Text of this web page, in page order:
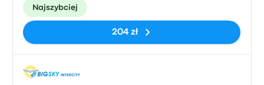
Najszybciej
204 zł